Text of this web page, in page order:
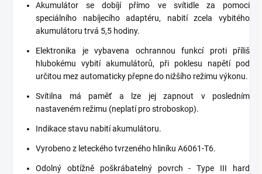
Akumulátor se dobíjí přímo ve svítidle za pomoci
speciálního nabíjecího adaptéru, nabití zcela vybitého
akumulátoru trvá 5,5 hodiny.
Elektronika je vybavena ochrannou funkcí proti příliš
hlubokému vybití akumulátorů, při poklesu napětí pod
určitou mez automaticky přepne do nižšího režimu výkonu.
Svítilna má paměť a lze jej zapnout v posledním
nastaveném režimu (neplatí pro stroboskop).
Indikace stavu nabití akumulátoru.
Vyrobeno z leteckého tvrzeného hliníku A6061-T6.
Odolný obtížně poškrábatelný povrch - Type III hard